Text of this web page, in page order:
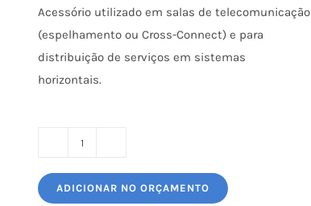
Acessório utilizado em salas de telecomunicação
(espelhamento ou Cross-Connect) e para
distribuição de serviços em sistemas
horizontais.
PANEL
DESCARREGADO
ADICIONAR NO ORÇAMENTO